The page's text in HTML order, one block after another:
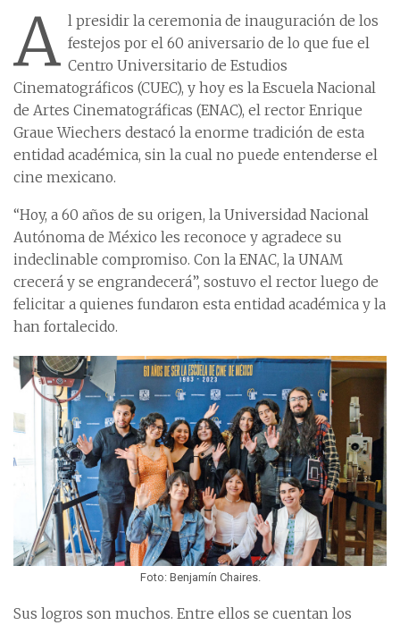
A l presidir la ceremonia de inauguración de los
festejos por el 60 aniversario de lo que fue el
Centro Universitario de Estudios
Cinematográficos (CUEC), y hoy es la Escuela Nacional
de Artes Cinematográficas (ENAC), el rector Enrique
Graue Wiechers destacó la enorme tradición de esta
entidad académica, sin la cual no puede entenderse el
cine mexicano.
“Hoy, a 60 años de su origen, la Universidad Nacional
Autónoma de México les reconoce y agradece su
indeclinable compromiso. Con la ENAC, la UNAM
crecerá y se engrandecerá”, sostuvo el rector luego de
felicitar a quienes fundaron esta entidad académica y la
han fortalecido.
Foto: Benjamín Chaires.
Sus logros son muchos. Entre ellos se cuentan los